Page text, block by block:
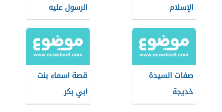
الإسلام
الرسول عليه
الصلاة والسلام
صفات السيدة
خديجة
قصة اسماء بنت
ابي بكر